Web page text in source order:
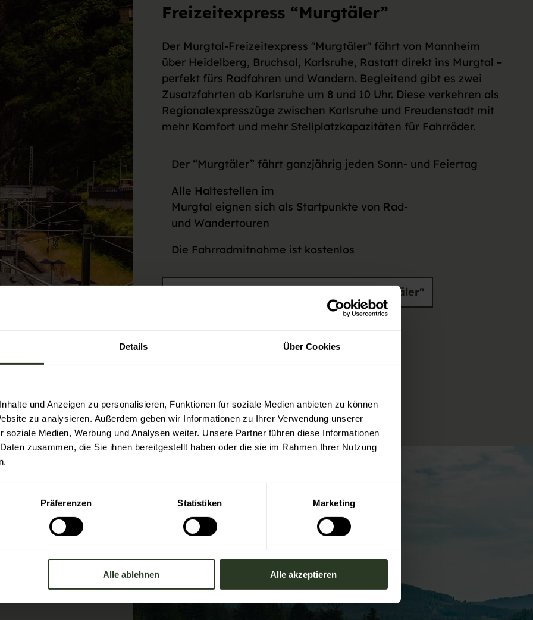
Details Über Cookies
und Anzeigen zu personalisieren, Funktionen für soziale Medien anbieten zu können
zu analysieren. Außerdem geben wir Informationen zu Ihrer Verwendung unserer
soziale Medien, Werbung und Analysen weiter. Unsere Partner führen diese Informationen
zusammen, die Sie ihnen bereitgestellt haben oder die sie im Rahmen Ihrer Nutzung
Präferenzen Statistiken Marketing
Alle ablehnen Alle akzeptieren
Freizeitexpress “Murgtäler”
Der Murgtal-Freizeitexpress "Murgtäler" fährt von Mannheim
über Heidelberg, Bruchsal, Karlsruhe, Rastatt direkt ins Murgtal –
perfekt fürs Radfahren und Wandern. Begleitend gibt es zwei
Zusatzfahrten ab Karlsruhe um 8 und 10 Uhr. Diese verkehren als
Regionalexpresszüge zwischen Karlsruhe und Freudenstadt mit
mehr Komfort und mehr Stellplatzkapazitäten für Fahrräder.
Der “Murgtäler” fährt ganzjährig jeden Sonn- und Feiertag
Alle Haltestellen im
Murgtal eignen sich als Startpunkte von Rad-
und Wandertouren
Die Fahrradmitnahme ist kostenlos
Mehr Infos zum Freizeitexpress "Murgtäler"
Infos zu Fahrkarten und Preisen
und dem
© Black Forest Collective